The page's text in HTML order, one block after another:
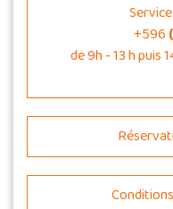
+596
de 9h - 13 h puis